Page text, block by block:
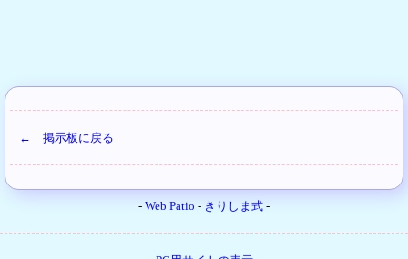
← 掲示板に戻る
- Web Patio - きりしま式 -